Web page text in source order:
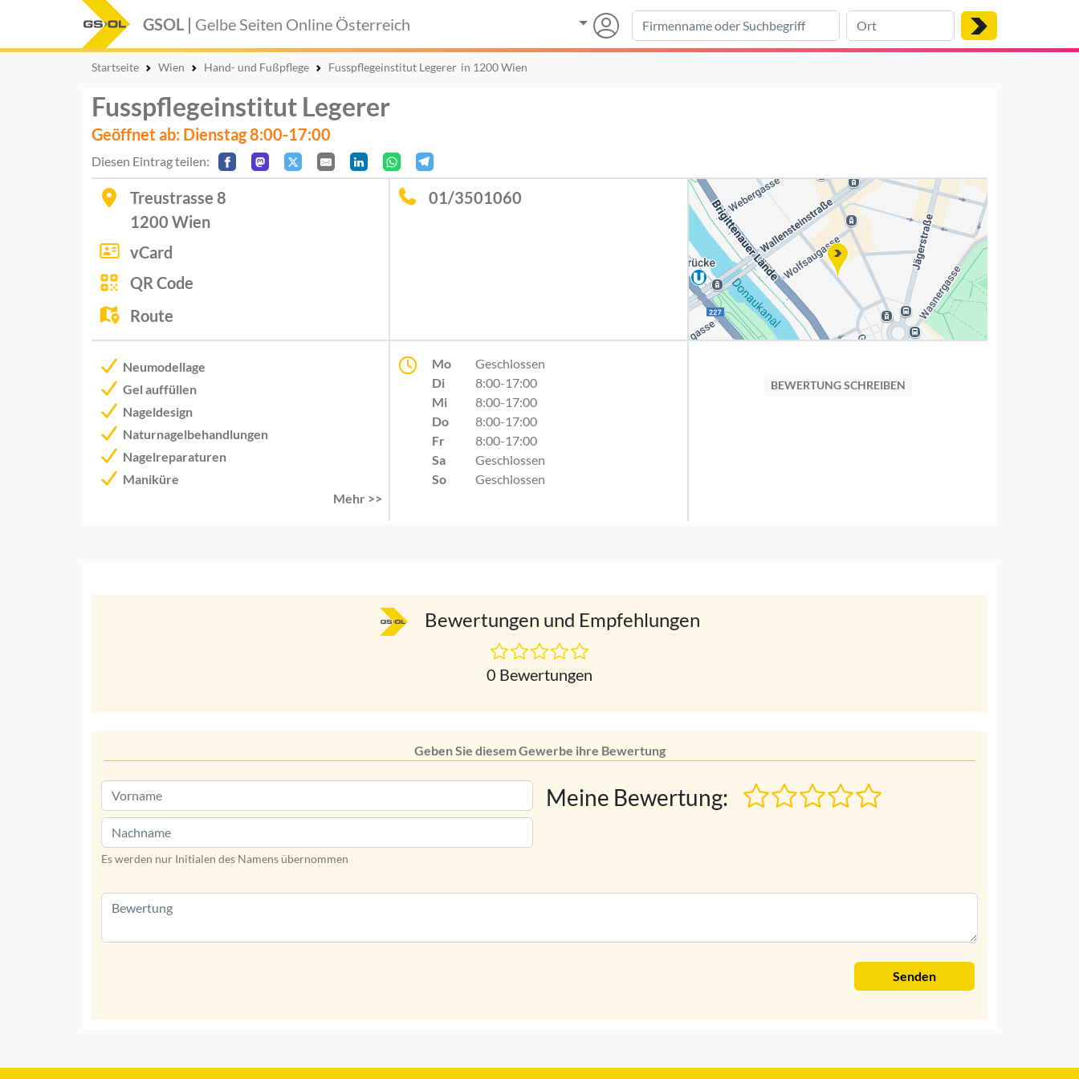
GSOL | Gelbe Seiten Online Österreich
Startseite Wien Hand- und Fußpflege Fusspflegeinstitut Legerer in 1200 Wien
Fusspflegeinstitut Legerer
Geöffnet ab: Dienstag 8:00-17:00
Diesen Eintrag teilen:
Treustrasse 8
1200 Wien
vCard
QR Code
Route
01/3501060
Neumodellage
Gel auffüllen
Nageldesign
Naturnagelbehandlungen
Nagelreparaturen
Maniküre
Mehr >>
Mo
Geschlossen
Di
8:00-17:00
Mi
8:00-17:00
Do
8:00-17:00
Fr
8:00-17:00
Sa
Geschlossen
So
Geschlossen
BEWERTUNG SCHREIBEN
Bewertungen und Empfehlungen
0 Bewertungen
Geben Sie diesem Gewerbe ihre Bewertung
Es werden nur Initialen des Namens übernommen
Meine Bewertung:
Senden